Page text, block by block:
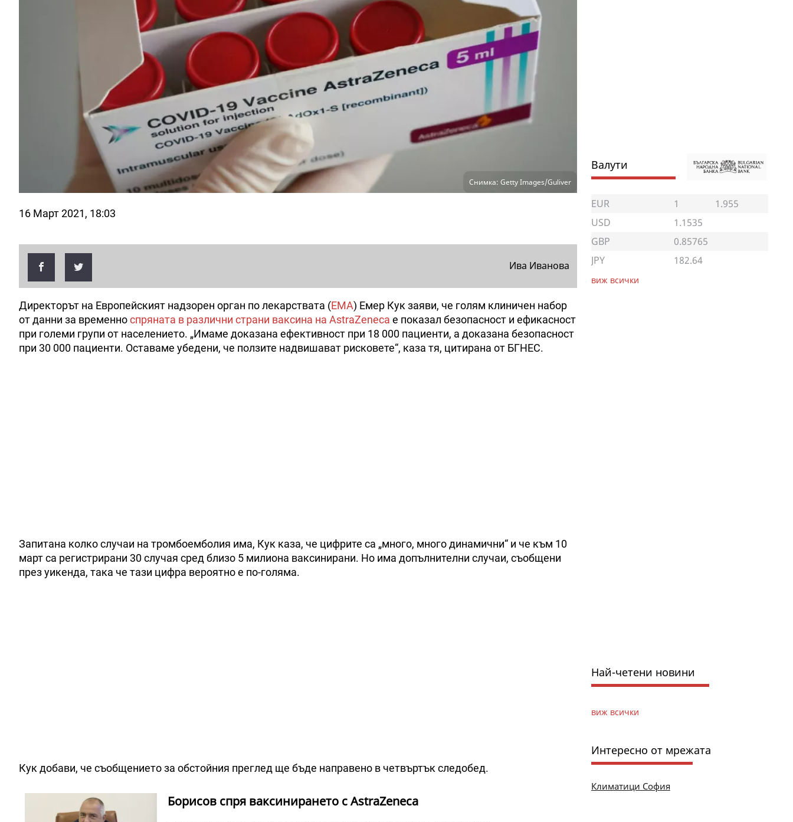
Снимка: Getty Images/Guliver
16 Март 2021, 18:03
Ива Иванова
Директорът на Европейският надзорен орган по лекарствата (EMA) Емер Кук заяви, че голям клиничен набор
от данни за временноспряната в различни страни ваксина на AstraZeneca е показал безопасност и ефикасност
при големи групи от населението. „Имаме доказана ефективност при 18 000 пациенти, а доказана безопасност
при 30 000 пациенти. Оставаме убедени, че ползите надвишават рисковете“, каза тя, цитирана от БГНЕС.
Запитана колко случаи на тромбоемболия има, Кук каза, че цифрите са „много, много динамични“ и че към 10
март са регистрирани 30 случая сред близо 5 милиона ваксинирани. Но има допълнителни случаи, съобщени
през уикенда, така че тази цифра вероятно е по-голяма.
Кук добави, че съобщението за обстойния преглед ще бъде направено в четвъртък следобед.
Борисов спря ваксинирането с AstraZeneca
Валути
EUR 1
1.955
USD
1.1535
GBP
0.85765
JPY
182.64
виж всички
Най-четени новини
виж всички
Интересно от мрежата
Климатици София